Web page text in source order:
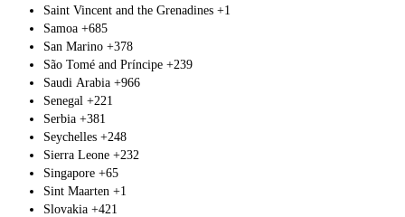
Saint Vincent and the Grenadines +1
Samoa +685
San Marino +378
São Tomé and Príncipe +239
Saudi Arabia +966
Senegal +221
Serbia +381
Seychelles +248
Sierra Leone +232
Singapore +65
Sint Maarten +1
Slovakia +421